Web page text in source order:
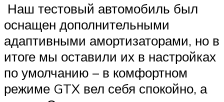
Наш тестовый автомобиль был
оснащен дополнительными
адаптивными амортизаторами, но в
итоге мы оставили их в настройках
по умолчанию – в комфортном
режиме GTX вел себя спокойно, а